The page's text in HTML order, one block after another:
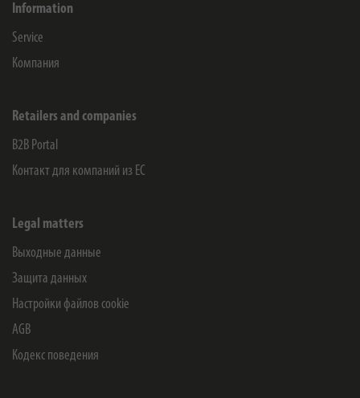
Information
Service
Компания
Retailers and companies
B2B Portal
Контакт для компаний из ЕС
Legal matters
Выходные данные
Защита данных
Настройки файлов cookie
AGB
Кодекс поведения